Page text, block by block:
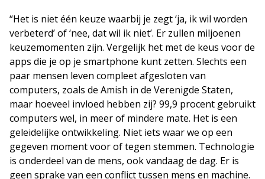
“Het is niet één keuze waarbij je zegt ‘ja, ik wil worden
verbeterd’ of ‘nee, dat wil ik niet’. Er zullen miljoenen
keuzemomenten zijn. Vergelijk het met de keus voor de
apps die je op je smartphone kunt zetten. Slechts een
paar mensen leven compleet afgesloten van
computers, zoals de Amish in de Verenigde Staten,
maar hoeveel invloed hebben zij? 99,9 procent gebruikt
computers wel, in meer of mindere mate. Het is een
geleidelijke ontwikkeling. Niet iets waar we op een
gegeven moment voor of tegen stemmen. Technologie
is onderdeel van de mens, ook vandaag de dag. Er is
geen sprake van een conflict tussen mens en machine.